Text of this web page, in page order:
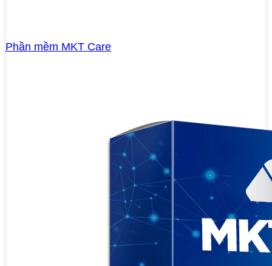
Phần mềm MKT Care